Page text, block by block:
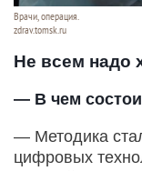
Врачи, операция.
zdrav.tomsk.ru
Не всем надо
— В чем
— Методика
цифровых